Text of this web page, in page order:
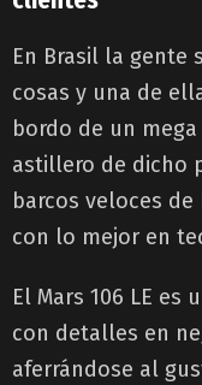
En Brasil la gente
cosas y una de
bordo de un mega
astillero de dicho
barcos veloces
con lo mejor en
El Mars 106 LE
con detalles en
aferrándose al